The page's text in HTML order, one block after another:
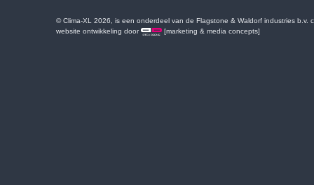
© Clima-XL 2026, is een onderdeel van de Flagstone & Waldorf industries b.v.
website ontwikkeling door
[marketing & media concepts]